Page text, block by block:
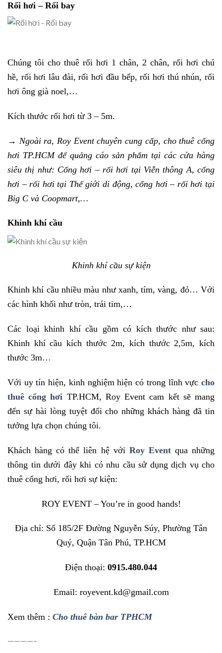
Rối hơi – Rối bay
Chúng tôi cho thuê rối hơi 1 chân, 2 chân, rối hơi chú
hề, rối hơi lâu đài, rối hơi đầu bếp, rối hơi thú nhún, rối
hơi ông già noel,…
Kích thước rối hơi từ 3 – 5m.
→ Ngoài ra, Roy Event chuyên cung cấp, cho thuê cổng
hơi TP.HCM để quảng cáo sản phẩm tại các cửa hàng
siêu thị như: Cổng hơi – rối hơi tại Viễn thông A, cổng
hơi – rối hơi tại Thế giới di động, cổng hơi – rối hơi tại
Big C và Coopmart,…
Khinh khí cầu
Khinh khí cầu sự kiện
Khinh khí cầu nhiều màu như xanh, tím, vàng, đỏ… Với
các hình khối như tròn, trái tim,…
Các loại khinh khí cầu gồm có kích thước như sau:
Khinh khí cầu kích thước 2m, kích thước 2,5m, kích
thước 3m…
Với uy tín hiện, kinh nghiệm hiện có trong lĩnh vực cho
thuê cổng hơi TP.HCM, Roy Event cam kết sẽ mang
đến sự hài lòng tuyệt đối cho những khách hàng đã tin
tưởng lựa chọn chúng tôi.
Khách hàng có thể liên hệ với Roy Eventqua những
thông tin dưới đây khi có nhu cầu sử dụng dịch vụ cho
thuê cổng hơi, rối hơi sự kiện:
ROY EVENT – You’re in good hands!
Địa chỉ: Số 185/2F Đường Nguyễn Súy, Phường Tân
Quý, Quận Tân Phú, TP.HCM
Điện thoại: 0915.480.044
Email: royevent.kd@gmail.com
Xem thêm : Cho thuê bàn bar TPHCM
————–